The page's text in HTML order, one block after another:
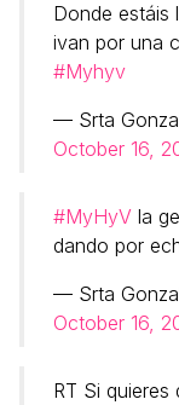
Donde estáis
ivan por una
#Myhyv
— Srta
October 16,
#MyHyV la
dando por
— Srta
October 16,
RT Si